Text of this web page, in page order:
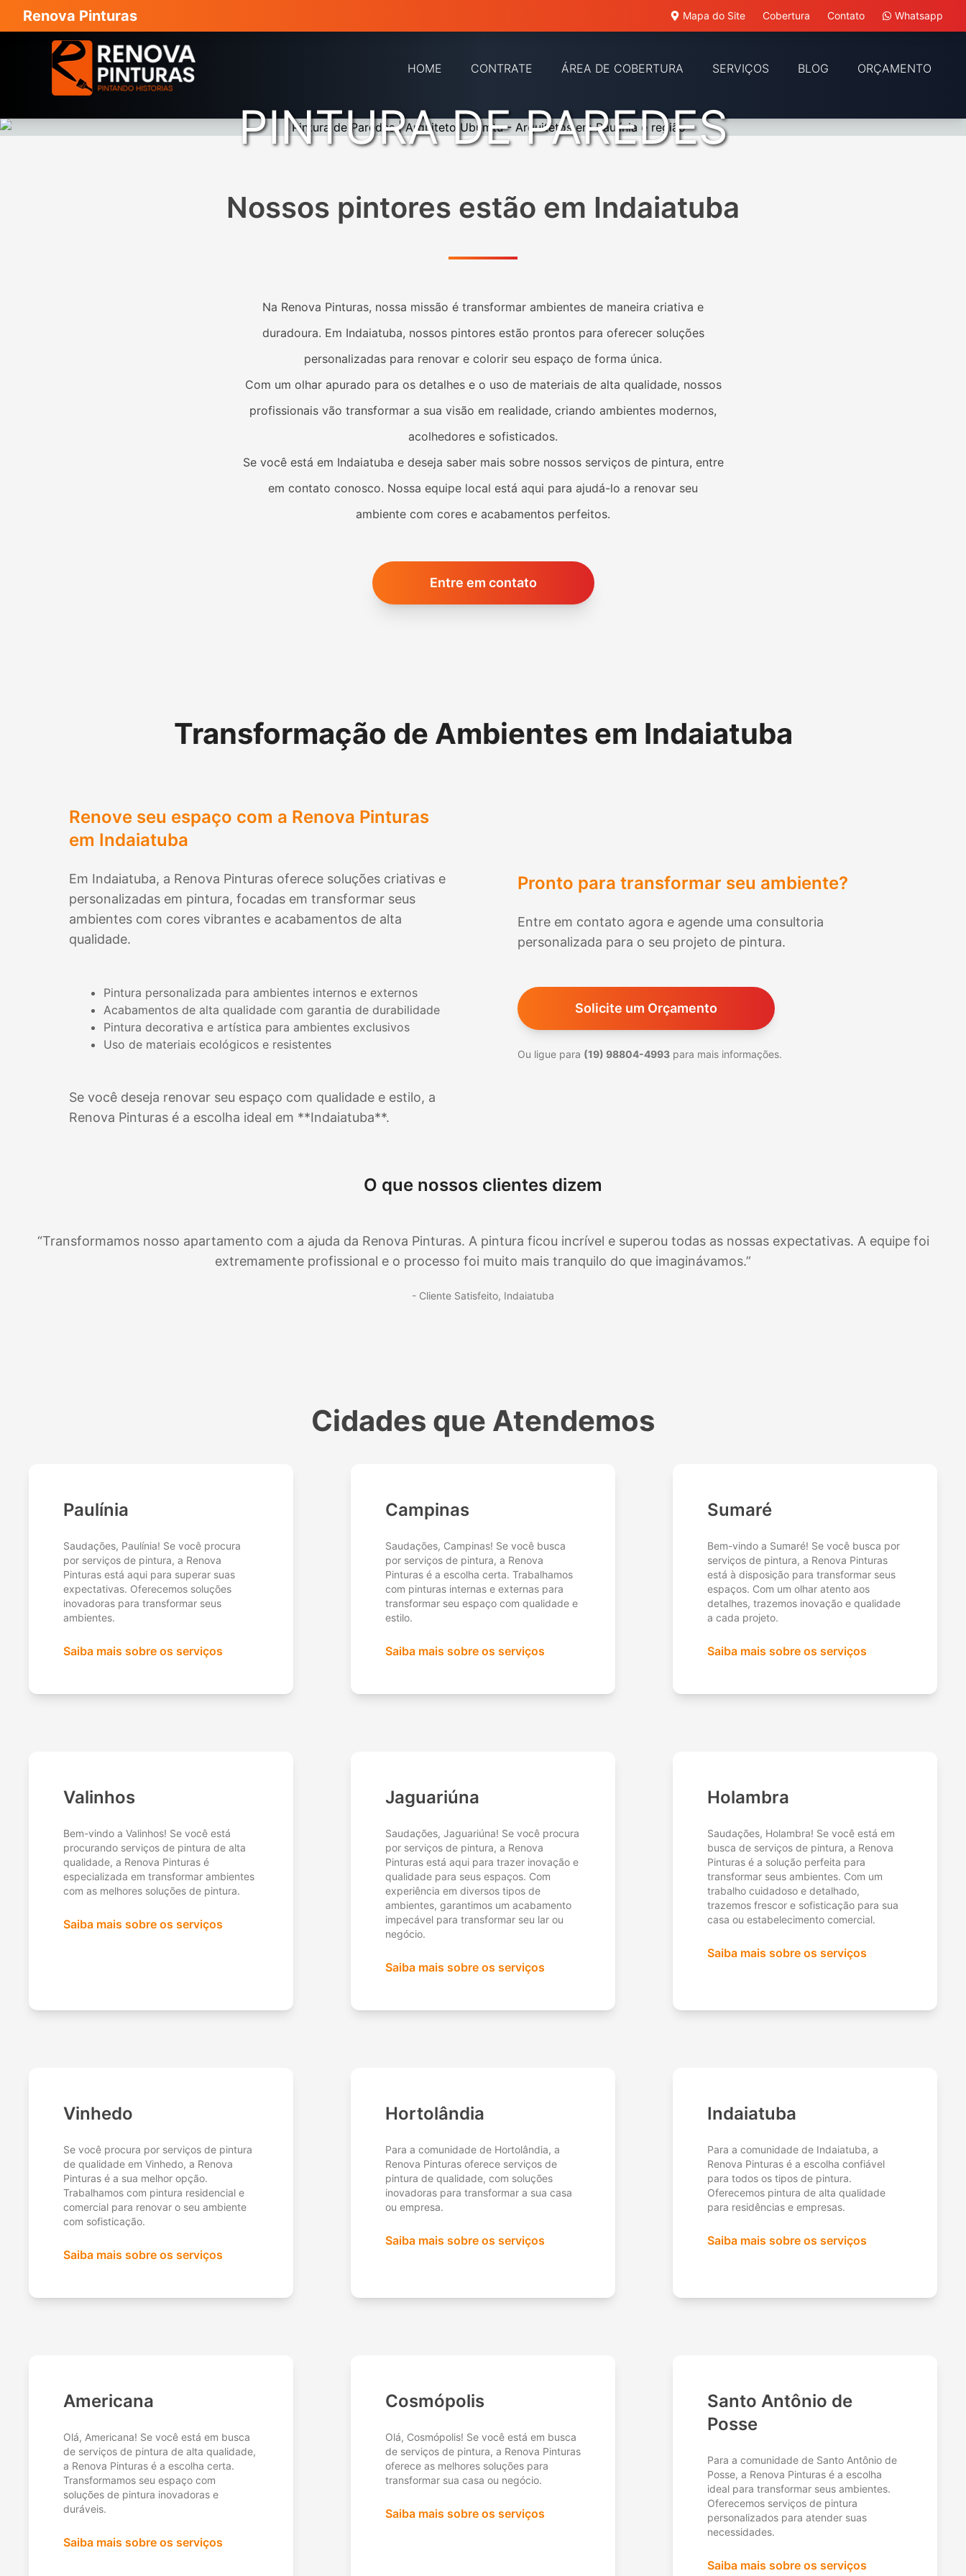
Renova Pinturas Mapa do Site Cobertura Contato Whatsapp
HOME CONTRATE ÁREA DE COBERTURA SERVIÇOS BLOG ORÇAMENTO
PINTURA DE PAREDES
Nossos pintores estão em Indaiatuba
Na Renova Pinturas, nossa missão é transformar ambientes de maneira criativa e
duradoura. Em Indaiatuba, nossos pintores estão prontos para oferecer soluções
personalizadas para renovar e colorir seu espaço de forma única.
Com um olhar apurado para os detalhes e o uso de materiais de alta qualidade, nossos
profissionais vão transformar a sua visão em realidade, criando ambientes modernos,
acolhedores e sofisticados.
Se você está em Indaiatuba e deseja saber mais sobre nossos serviços de pintura, entre
em contato conosco. Nossa equipe local está aqui para ajudá-lo a renovar seu
ambiente com cores e acabamentos perfeitos.
Entre em contato
Transformação de Ambientes em Indaiatuba
Renove seu espaço com a Renova Pinturas
em Indaiatuba
Em Indaiatuba, a Renova Pinturas oferece soluções criativas e
personalizadas em pintura, focadas em transformar seus
ambientes com cores vibrantes e acabamentos de alta
qualidade.
Pintura personalizada para ambientes internos e externos
Acabamentos de alta qualidade com garantia de durabilidade
Pintura decorativa e artística para ambientes exclusivos
Uso de materiais ecológicos e resistentes
Se você deseja renovar seu espaço com qualidade e estilo, a
Renova Pinturas é a escolha ideal em **Indaiatuba**.
Pronto para transformar seu ambiente?
Entre em contato agora e agende uma consultoria
personalizada para o seu projeto de pintura.
Solicite um Orçamento
Ou ligue para (19) 98804-4993 para mais informações.
O que nossos clientes dizem
“Transformamos nosso apartamento com a ajuda da Renova Pinturas. A pintura ficou incrível e superou todas as nossas expectativas. A equipe foi
extremamente profissional e o processo foi muito mais tranquilo do que imaginávamos.”
- Cliente Satisfeito, Indaiatuba
Cidades que Atendemos
Paulínia
Saudações, Paulínia! Se você procura
por serviços de pintura, a Renova
Pinturas está aqui para superar suas
expectativas. Oferecemos soluções
inovadoras para transformar seus
ambientes.
Saiba mais sobre os serviços
Campinas
Saudações, Campinas! Se você busca
por serviços de pintura, a Renova
Pinturas é a escolha certa. Trabalhamos
com pinturas internas e externas para
transformar seu espaço com qualidade e
estilo.
Saiba mais sobre os serviços
Sumaré
Bem-vindo a Sumaré! Se você busca por
serviços de pintura, a Renova Pinturas
está à disposição para transformar seus
espaços. Com um olhar atento aos
detalhes, trazemos inovação e qualidade
a cada projeto.
Saiba mais sobre os serviços
Valinhos
Bem-vindo a Valinhos! Se você está
procurando serviços de pintura de alta
qualidade, a Renova Pinturas é
especializada em transformar ambientes
com as melhores soluções de pintura.
Saiba mais sobre os serviços
Jaguariúna
Saudações, Jaguariúna! Se você procura
por serviços de pintura, a Renova
Pinturas está aqui para trazer inovação e
qualidade para seus espaços. Com
experiência em diversos tipos de
ambientes, garantimos um acabamento
impecável para transformar seu lar ou
negócio.
Saiba mais sobre os serviços
Holambra
Saudações, Holambra! Se você está em
busca de serviços de pintura, a Renova
Pinturas é a solução perfeita para
transformar seus ambientes. Com um
trabalho cuidadoso e detalhado,
trazemos frescor e sofisticação para sua
casa ou estabelecimento comercial.
Saiba mais sobre os serviços
Vinhedo
Se você procura por serviços de pintura
de qualidade em Vinhedo, a Renova
Pinturas é a sua melhor opção.
Trabalhamos com pintura residencial e
comercial para renovar o seu ambiente
com sofisticação.
Saiba mais sobre os serviços
Hortolândia
Para a comunidade de Hortolândia, a
Renova Pinturas oferece serviços de
pintura de qualidade, com soluções
inovadoras para transformar a sua casa
ou empresa.
Saiba mais sobre os serviços
Indaiatuba
Para a comunidade de Indaiatuba, a
Renova Pinturas é a escolha confiável
para todos os tipos de pintura.
Oferecemos pintura de alta qualidade
para residências e empresas.
Saiba mais sobre os serviços
Americana
Olá, Americana! Se você está em busca
de serviços de pintura de alta qualidade,
a Renova Pinturas é a escolha certa.
Transformamos seu espaço com
soluções de pintura inovadoras e
duráveis.
Saiba mais sobre os serviços
Cosmópolis
Olá, Cosmópolis! Se você está em busca
de serviços de pintura, a Renova Pinturas
oferece as melhores soluções para
transformar sua casa ou negócio.
Saiba mais sobre os serviços
Santo Antônio de
Posse
Para a comunidade de Santo Antônio de
Posse, a Renova Pinturas é a escolha
ideal para transformar seus ambientes.
Oferecemos serviços de pintura
personalizados para atender suas
necessidades.
Saiba mais sobre os serviços